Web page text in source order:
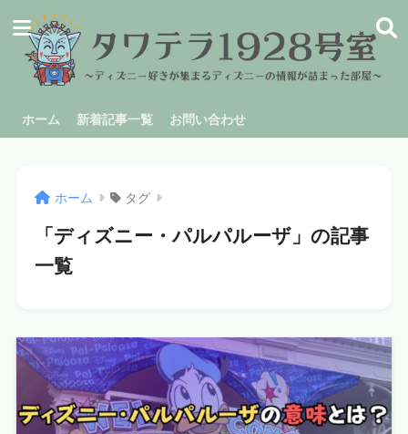
ホーム 新着記事一覧 お問い合わせ
ホーム タグ
「ディズニー・パルパルーザ」の記事
一覧